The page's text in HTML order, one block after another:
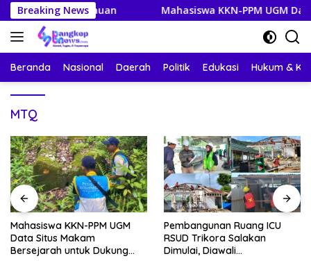
Langsung
ke
konten
Breaking News Mahasiswa KKN-PPM UGM Data Situs
Beranda Nasional Daerah Politik Edukasi Hukum &
MTQ
Mahasiswa KKN-PPM UGM
Data Situs Makam
Bersejarah untuk Dukung
Pembangunan Ruang ICU
RSUD Trikora Salakan
Dimulai, Diawali